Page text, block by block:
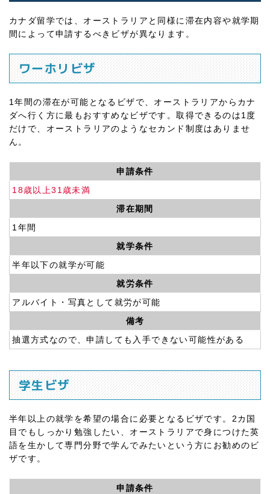
カナダ留学では、オーストラリアと同様に滞在内容や就学期
間によって申請するべきビザが異なります。
ワーホリビザ
1年間の滞在が可能となるビザで、オーストラリアからカナ
ダへ行く方に最もおすすめなビザです。取得できるのは1度
だけで、オーストラリアのようなセカンド制度はありませ
ん。
申請条件
18歳以上31歳未満
滞在期間
1年間
就学条件
半年以下の就学が可能
就労条件
アルバイト・写真として就労が可能
備考
抽選方式なので、申請しても入手できない可能性がある
学生ビザ
半年以上の就学を希望の場合に必要となるビザです。2カ国
目でもしっかり勉強したい、オーストラリアで身につけた英
語を生かして専門分野で学んでみたいという方にお勧めのビ
ザです。
申請条件